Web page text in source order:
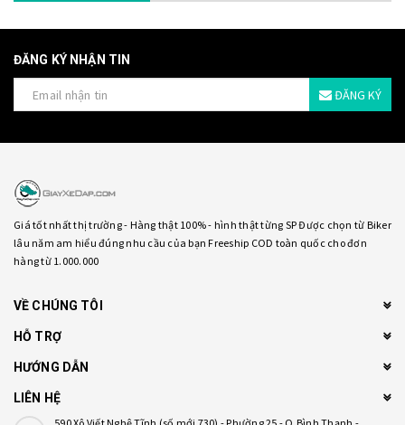
ĐĂNG KÝ NHẬN TIN
ĐĂNG KÝ
Giá tốt nhất thị trường - Hàng thật 100% - hình thật từng SP Được chọn từ Biker
lâu năm am hiểu đúng nhu cầu của bạn Freeship COD toàn quốc cho đơn
hàng từ 1.000.000
VỀ CHÚNG TÔI
HỖ TRỢ
HƯỚNG DẪN
LIÊN HỆ
590 Xô Viết Nghệ Tĩnh (số mới 730) - Phường 25 - Q.Bình Thạnh -